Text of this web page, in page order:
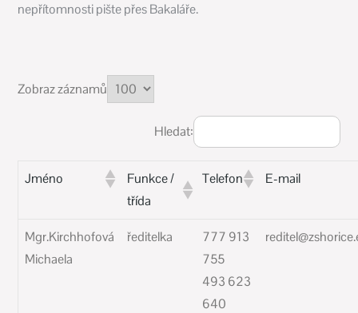
nepřítomnosti pište přes Bakaláře.
Zobraz záznamů
Hledat:
Jméno
Funkce /
třída
Telefon E-mail
Mgr.Kirchhofová
Michaela
ředitelka
777 913
755
493 623
640